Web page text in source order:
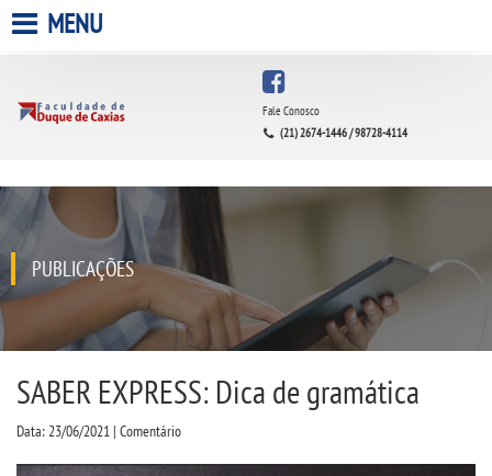
QUEM SOMOS
INFRAESTRUTURA
BIBLIOTECA
CPA
MENU
Fale Conosco
(21) 2674-1446 / 98728-4114
PUBLICAÇÕES
SABER EXPRESS: Dica de gramática
Data: 23/06/2021 | Comentário